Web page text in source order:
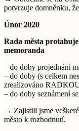
potvrzuje domněnku,
Únor 2020
Rada města
memoranda
– do doby projednání
– do doby (s celkem
zrealizováno
– do doby seznámení
→ Zajistili jsme
město k rozhodnutí.